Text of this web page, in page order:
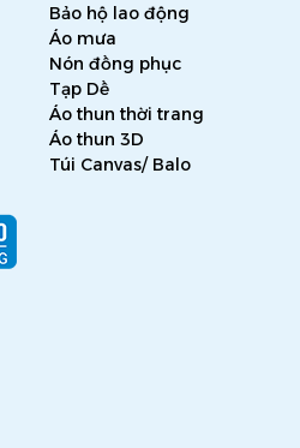
Bảo hộ lao động
Áo mưa
Nón đồng phục
Tạp Dề
Áo thun thời trang
Áo thun 3D
Túi Canvas/ Balo